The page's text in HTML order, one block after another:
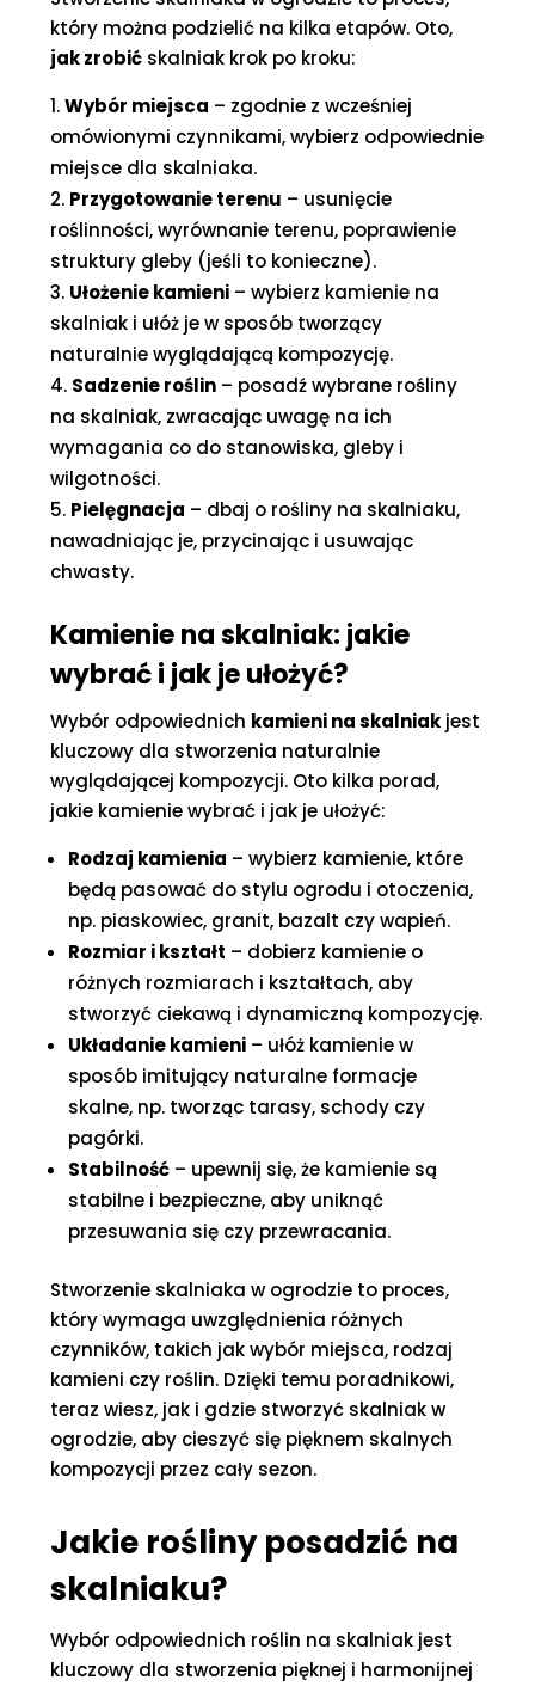
który można podzielić na kilka etapów. Oto,
jak zrobić skalniak krok po kroku:
Wybór miejsca – zgodnie z wcześniej
omówionymi czynnikami, wybierz odpowiednie
miejsce dla skalniaka.
Przygotowanie terenu – usunięcie
roślinności, wyrównanie terenu, poprawienie
struktury gleby (jeśli to konieczne).
Ułożenie kamieni – wybierz kamienie na
skalniak i ułóż je w sposób tworzący
naturalnie wyglądającą kompozycję.
Sadzenie roślin – posadź wybrane rośliny
na skalniak, zwracając uwagę na ich
wymagania co do stanowiska, gleby i
wilgotności.
Pielęgnacja – dbaj o rośliny na skalniaku,
nawadniając je, przycinając i usuwając
chwasty.
Kamienie na skalniak: jakie
wybrać i jak je ułożyć?
Wybór odpowiednich kamieni na skalniak jest
kluczowy dla stworzenia naturalnie
wyglądającej kompozycji. Oto kilka porad,
jakie kamienie wybrać i jak je ułożyć:
Rodzaj kamienia – wybierz kamienie, które
będą pasować do stylu ogrodu i otoczenia,
np. piaskowiec, granit, bazalt czy wapień.
Rozmiar i kształt – dobierz kamienie o
różnych rozmiarach i kształtach, aby
stworzyć ciekawą i dynamiczną kompozycję.
Układanie kamieni – ułóż kamienie w
sposób imitujący naturalne formacje
skalne, np. tworząc tarasy, schody czy
pagórki.
Stabilność – upewnij się, że kamienie są
stabilne i bezpieczne, aby uniknąć
przesuwania się czy przewracania.
Stworzenie skalniaka w ogrodzie to proces,
który wymaga uwzględnienia różnych
czynników, takich jak wybór miejsca, rodzaj
kamieni czy roślin. Dzięki temu poradnikowi,
teraz wiesz, jak i gdzie stworzyć skalniak w
ogrodzie, aby cieszyć się pięknem skalnych
kompozycji przez cały sezon.
Jakie rośliny posadzić na
skalniaku?
Wybór odpowiednich roślin na skalniak jest
kluczowy dla stworzenia pięknej i harmonijnej